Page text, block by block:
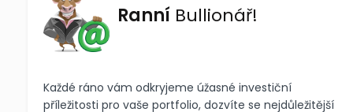
Ranní Bullionář!
Každé ráno vám odkryjeme úžasné investiční
příležitosti pro vaše portfolio, dozvíte se nejdůležitější